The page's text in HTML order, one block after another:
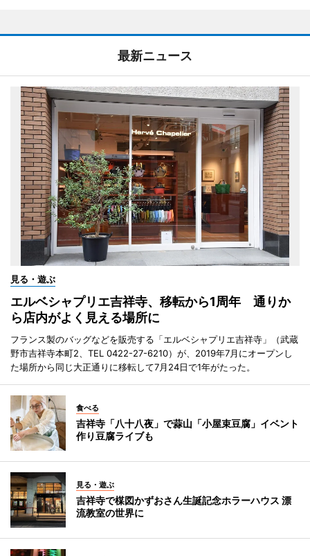
最新ニュース
見る・遊ぶ
エルベシャプリエ吉祥寺、移転から1周年 通りか
ら店内がよく見える場所に
フランス製のバッグなどを販売する「エルベシャプリエ吉祥寺」（武蔵
野市吉祥寺本町2、TEL 0422-27-6210）が、2019年7月にオープンし
た場所から同じ大正通りに移転して7月24日で1年がたった。
食べる
吉祥寺「八十八夜」で蒜山「小屋束豆腐」イベント
作り豆腐ライブも
見る・遊ぶ
吉祥寺で楳図かずおさん生誕記念ホラーハウス 漂
流教室の世界に